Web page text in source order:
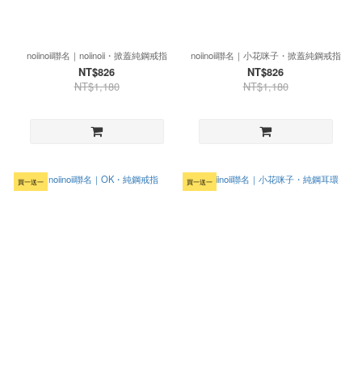
noiinoii聯名｜noiinoii・掀蓋純鋼戒指
NT$826
NT$1,180
noiinoii聯名｜小花咪子・掀蓋純鋼戒指
NT$826
NT$1,180
買一送一 買一送一